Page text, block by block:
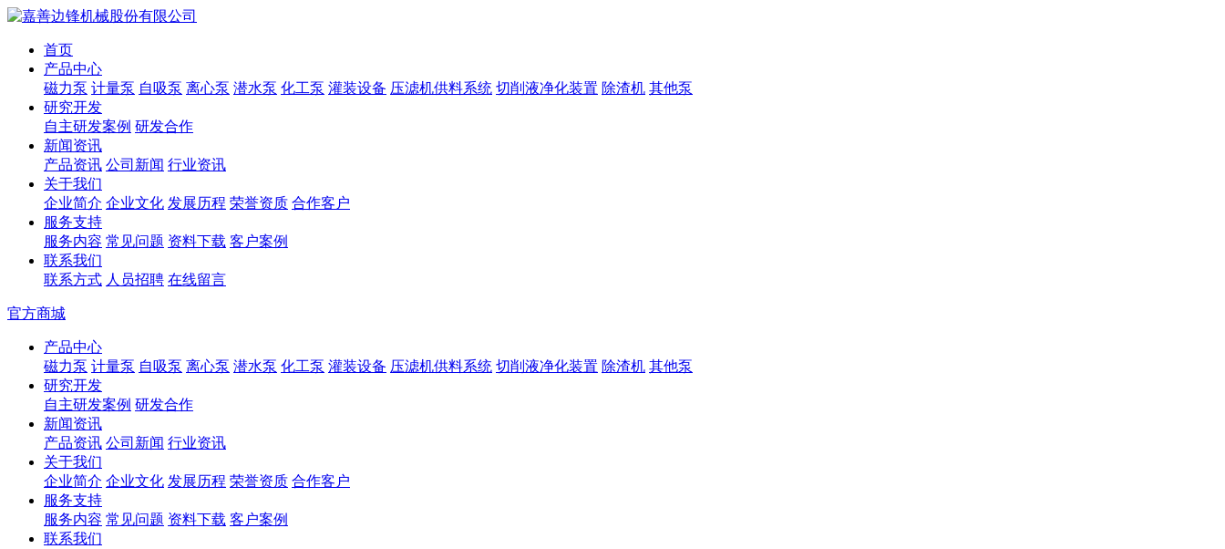
首页
产品中心
磁力泵 计量泵 自吸泵 离心泵 潜水泵 化工泵 灌装设备 压滤机供料系统 切削液净化装置 除渣机 其他泵
研究开发
自主研发案例 研发合作
新闻资讯
产品资讯 公司新闻 行业资讯
关于我们
企业简介 企业文化 发展历程 荣誉资质 合作客户
服务支持
服务内容 常见问题 资料下载 客户案例
联系我们
联系方式 人员招聘 在线留言
官方商城
产品中心
磁力泵 计量泵 自吸泵 离心泵 潜水泵 化工泵 灌装设备 压滤机供料系统 切削液净化装置 除渣机 其他泵
研究开发
自主研发案例 研发合作
新闻资讯
产品资讯 公司新闻 行业资讯
关于我们
企业简介 企业文化 发展历程 荣誉资质 合作客户
服务支持
服务内容 常见问题 资料下载 客户案例
联系我们